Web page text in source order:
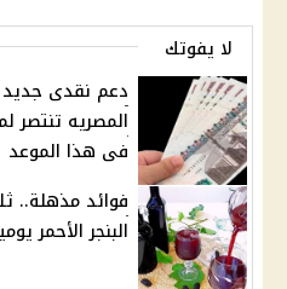
لا يفوتك
دعم نقدى جديد
المصريه تنتصر
فى هذا الموعد
فوائد مذهلة..
البنجر الأحمر